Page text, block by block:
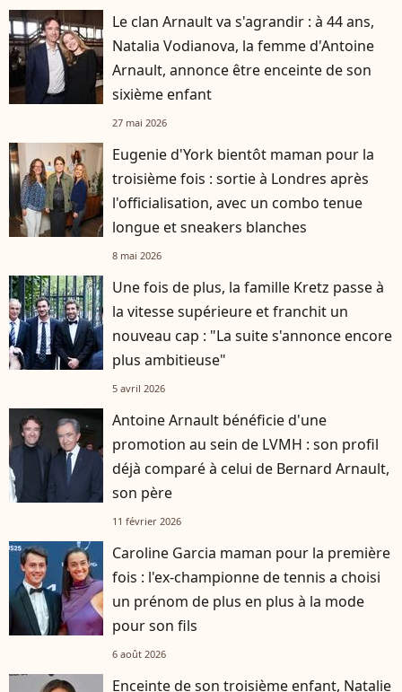
Le clan Arnault va s'agrandir : à 44 ans,
Natalia Vodianova, la femme d'Antoine
Arnault, annonce être enceinte de son
sixième enfant
27 mai 2026
Eugenie d'York bientôt maman pour la
troisième fois : sortie à Londres après
l'officialisation, avec un combo tenue
longue et sneakers blanches
8 mai 2026
Une fois de plus, la famille Kretz passe à
la vitesse supérieure et franchit un
nouveau cap : "La suite s'annonce encore
plus ambitieuse"
5 avril 2026
Antoine Arnault bénéficie d'une
promotion au sein de LVMH : son profil
déjà comparé à celui de Bernard Arnault,
son père
11 février 2026
Caroline Garcia maman pour la première
fois : l'ex-championne de tennis a choisi
un prénom de plus en plus à la mode
pour son fils
6 août 2026
Enceinte de son troisième enfant, Natalie